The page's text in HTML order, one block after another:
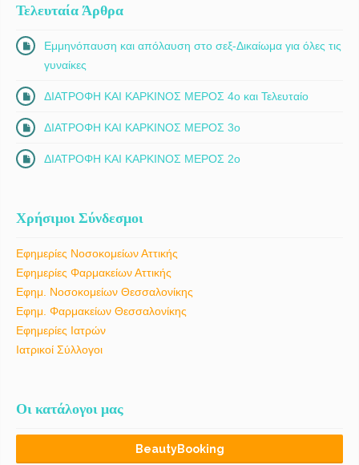
Τελευταία Άρθρα
Εμμηνόπαυση και απόλαυση στο σεξ-Δικαίωμα για όλες τις
γυναίκες
ΔΙΑΤΡΟΦΗ ΚΑΙ ΚΑΡΚΙΝΟΣ ΜΕΡΟΣ 4ο και Τελευταίο
ΔΙΑΤΡΟΦΗ ΚΑΙ ΚΑΡΚΙΝΟΣ ΜΕΡΟΣ 3ο
ΔΙΑΤΡΟΦΗ ΚΑΙ ΚΑΡΚΙΝΟΣ ΜΕΡΟΣ 2ο
Χρήσιμοι Σύνδεσμοι
Εφημερίες Νοσοκομείων Αττικής
Εφημερίες Φαρμακείων Αττικής
Εφημ. Νοσοκομείων Θεσσαλονίκης
Εφημ. Φαρμακείων Θεσσαλονίκης
Εφημερίες Ιατρών
Ιατρικοί Σύλλογοι
Οι κατάλογοι μας
BeautyBooking